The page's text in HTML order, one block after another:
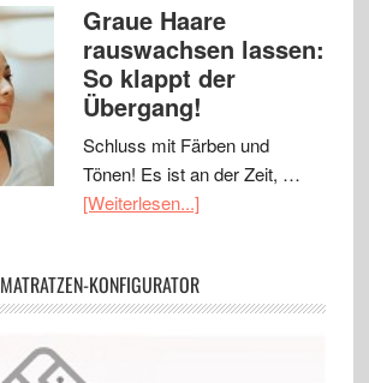
Graue Haare
rauswachsen lassen:
So klappt der
Übergang!
Schluss mit Färben und
Tönen! Es ist an der Zeit, …
[Weiterlesen...]
MATRATZEN-KONFIGURATOR